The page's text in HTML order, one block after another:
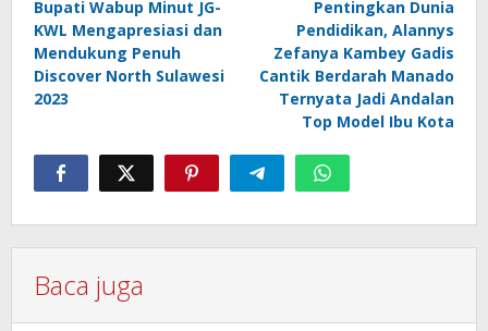
pos
Bupati Wabup Minut JG-
KWL Mengapresiasi dan
Mendukung Penuh
Discover North Sulawesi
2023
Pentingkan Dunia
Pendidikan, Alannys
Zefanya Kambey Gadis
Cantik Berdarah Manado
Ternyata Jadi Andalan
Top Model Ibu Kota
Baca juga